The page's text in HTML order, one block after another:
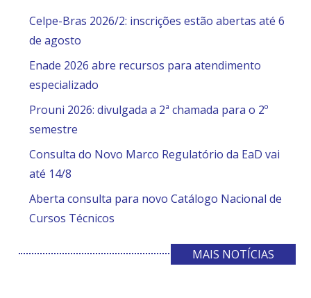
Celpe-Bras 2026/2: inscrições estão abertas até 6
de agosto
Enade 2026 abre recursos para atendimento
especializado
Prouni 2026: divulgada a 2ª chamada para o 2º
semestre
Consulta do Novo Marco Regulatório da EaD vai
até 14/8
Aberta consulta para novo Catálogo Nacional de
Cursos Técnicos
MAIS NOTÍCIAS